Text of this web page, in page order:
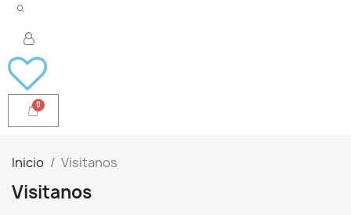
Inicio Visitanos
Visitanos